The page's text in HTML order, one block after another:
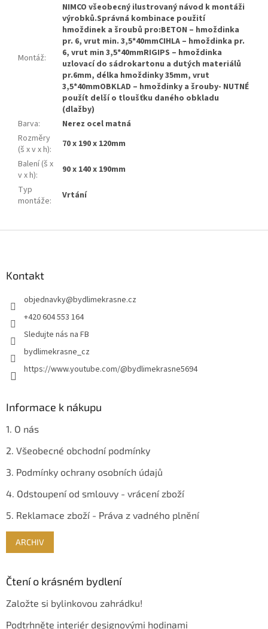
Montáž:
NIMCO všeobecný ilustrovaný návod k montáži
výrobků.Správná kombinace použití
hmoždinek a šroubů pro:BETON – hmoždinka
pr. 6, vrut min. 3,5*40mmCIHLA – hmoždinka pr.
6, vrut min 3,5*40mmRIGIPS – hmoždinka
uzlovací do sádrokartonu a dutých materiálů
pr.6mm, délka hmoždinky 35mm, vrut
3,5*40mmOBKLAD – hmoždinky a šrouby- NUTNÉ
použít delší o tloušťku daného obkladu
(dlažby)
Barva:
Nerez ocel matná
Rozměry
(š x v x h):
70 x 190 x 120mm
Balení (š x
v x h):
90 x 140 x 190mm
Typ
montáže: Vrtání
Kontakt
objednavky@bydlimekrasne.cz
+420 604 553 164
Sledujte nás na FB
bydlimekrasne_cz
https://www.youtube.com/@bydlimekrasne5694
Informace k nákupu
1. O nás
2. Všeobecné obchodní podmínky
3. Podmínky ochrany osobních údajů
4. Odstoupení od smlouvy - vrácení zboží
5. Reklamace zboží - Práva z vadného plnění
ARCHIV
Čtení o krásném bydlení
Založte si bylinkovou zahrádku!
Podtrhněte interiér designovými hodinami